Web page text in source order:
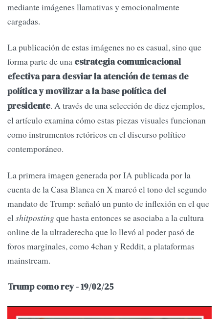
mediante imágenes llamativas y emocionalmente
cargadas.
La publicación de estas imágenes no es casual, sino que
forma parte de una estrategia comunicacional
efectiva para desviar la atención de temas de
política y movilizar a la base política del
presidente. A través de una selección de diez ejemplos,
el artículo examina cómo estas piezas visuales funcionan
como instrumentos retóricos en el discurso político
contemporáneo.
La primera imagen generada por IA publicada por la
cuenta de la Casa Blanca en X marcó el tono del segundo
mandato de Trump: señaló un punto de inflexión en el que
elshitpostingque hasta entonces se asociaba a la cultura
online de la ultraderecha que lo llevó al poder pasó de
foros marginales, como 4chan y Reddit, a plataformas
mainstream.
Trump como rey - 19/02/25